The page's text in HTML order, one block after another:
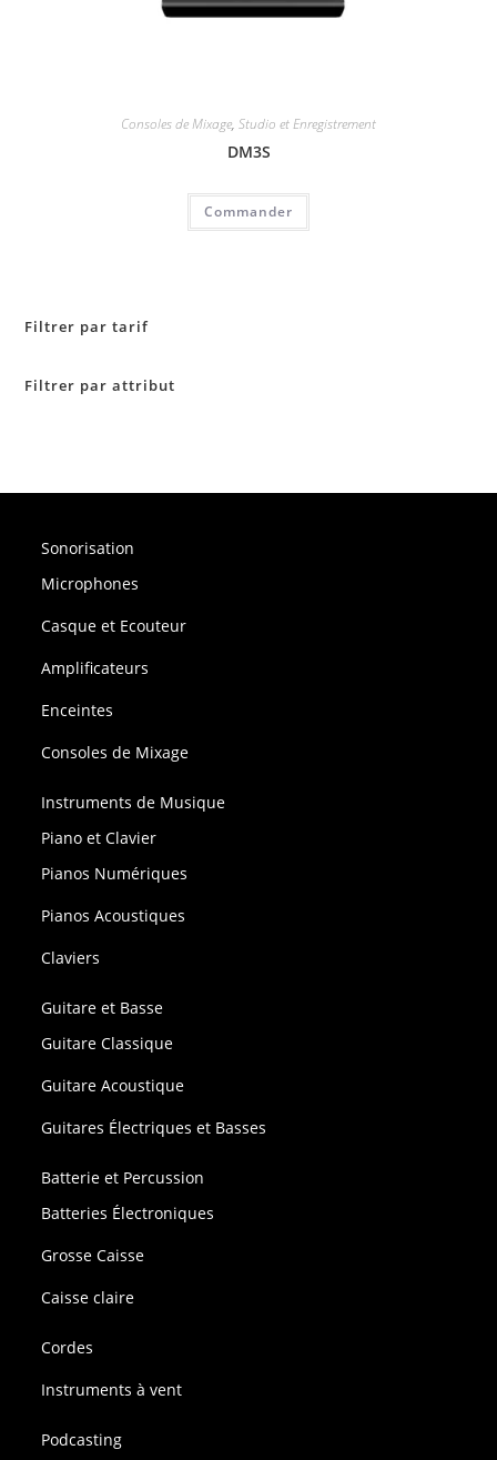
Consoles de Mixage, Studio et Enregistrement
DM3S
Commander
Filtrer par tarif
Filtrer par attribut
Sonorisation
Microphones
Casque et Ecouteur
Amplificateurs
Enceintes
Consoles de Mixage
Instruments de Musique
Piano et Clavier
Pianos Numériques
Pianos Acoustiques
Claviers
Guitare et Basse
Guitare Classique
Guitare Acoustique
Guitares Électriques et Basses
Batterie et Percussion
Batteries Électroniques
Grosse Caisse
Caisse claire
Cordes
Instruments à vent
Podcasting